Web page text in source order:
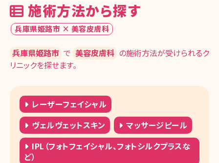
湘南美容クリニック 京都院
湘南美容皮フ科 京都河原町院
湘南美容クリニック 大阪梅田本院
湘南美容皮フ科 梅田茶屋町院
用）
湘南美容クリニック 大阪心斎橋院
湘南美容クリニック 大阪なんば院
施術方法から探す
兵庫県姫路市 × 美容皮膚科
兵庫県姫路市 で 美容皮膚科 の施術方法が受けられるク
リニックを探せます。
レーザーフェイシャル
ヴェルヴェットスキン
マッサージピール
IPL（フォトフェイシャル、フォトシルクプラスな
ど）